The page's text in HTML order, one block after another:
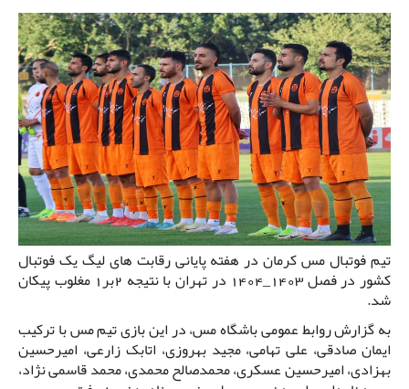
تیم فوتبال مس کرمان در هفته پایانی رقابت های لیگ یک فوتبال
کشور در فصل 1403_1404 در تهران با نتیجه 2بر1 مغلوب پیکان
شد.
به گزارش روابط عمومی باشگاه مس، در این بازی تیم مس با ترکیب
ایمان صادقی، علی تهامی، مجید بهروزی، اتابک زارعی، امیرحسین
بهزادی، امیرحسین عسکری، محمدصالح محمدی، محمد قاسمی نژاد،